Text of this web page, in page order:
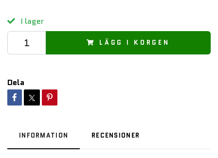
I lager
LÄGG I KORGEN
Dela
INFORMATION RECENSIONER